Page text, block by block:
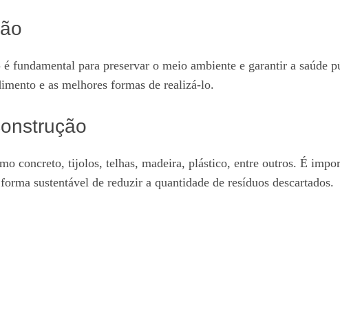
fundamental para preservar o meio ambiente e garantir a saúde
e as melhores formas de realizá-lo.
concreto, tijolos, telhas, madeira, plástico, entre outros. É
sustentável de reduzir a quantidade de resíduos descartados.